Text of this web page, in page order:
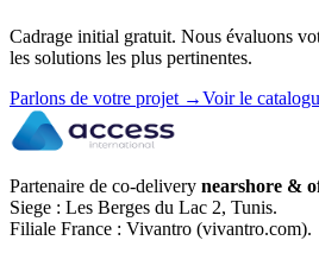
Cadrage initial gratuit. Nous évaluons
les solutions les plus pertinentes.
Parlons de votre projet →Voir le
Partenaire de co-delivery nearshore &
Siege : Les Berges du Lac 2, Tunis.
Filiale France : Vivantro (vivantro.com).